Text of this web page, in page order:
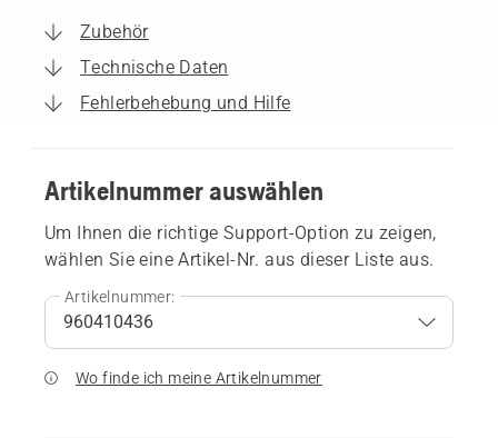
Zubehör
Technische Daten
Fehlerbehebung und Hilfe
Artikelnummer auswählen
Um Ihnen die richtige Support-Option zu zeigen,
wählen Sie eine Artikel-Nr. aus dieser Liste aus.
Artikelnummer:
Wo finde ich meine Artikelnummer